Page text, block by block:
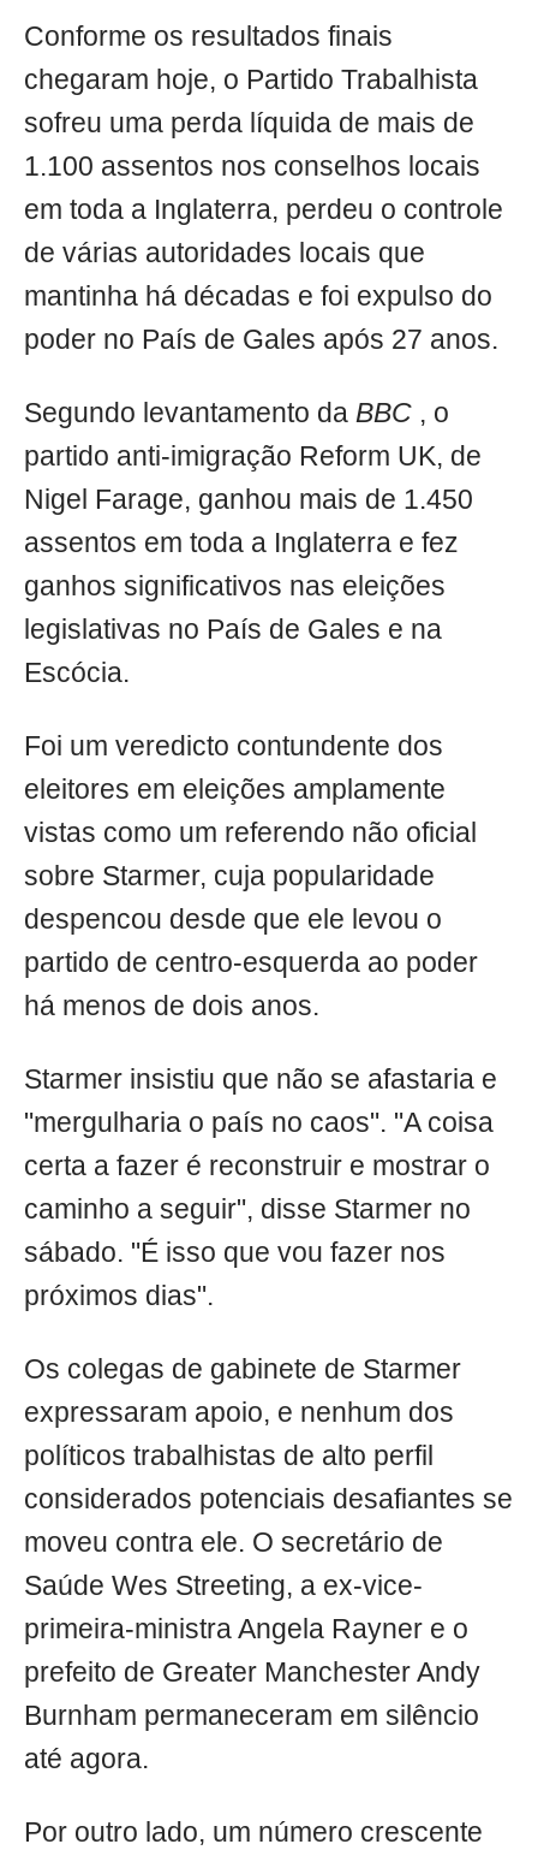
Conforme os resultados finais
chegaram hoje, o Partido Trabalhista
sofreu uma perda líquida de mais de
1.100 assentos nos conselhos locais
em toda a Inglaterra, perdeu o controle
de várias autoridades locais que
mantinha há décadas e foi expulso do
poder no País de Gales após 27 anos.
Segundo levantamento da BBC , o
partido anti-imigração Reform UK, de
Nigel Farage, ganhou mais de 1.450
assentos em toda a Inglaterra e fez
ganhos significativos nas eleições
legislativas no País de Gales e na
Escócia.
Foi um veredicto contundente dos
eleitores em eleições amplamente
vistas como um referendo não oficial
sobre Starmer, cuja popularidade
despencou desde que ele levou o
partido de centro-esquerda ao poder
há menos de dois anos.
Starmer insistiu que não se afastaria e
"mergulharia o país no caos". "A coisa
certa a fazer é reconstruir e mostrar o
caminho a seguir", disse Starmer no
sábado. "É isso que vou fazer nos
próximos dias".
Os colegas de gabinete de Starmer
expressaram apoio, e nenhum dos
políticos trabalhistas de alto perfil
considerados potenciais desafiantes se
moveu contra ele. O secretário de
Saúde Wes Streeting, a ex-vice-
primeira-ministra Angela Rayner e o
prefeito de Greater Manchester Andy
Burnham permaneceram em silêncio
até agora.
Por outro lado, um número crescente